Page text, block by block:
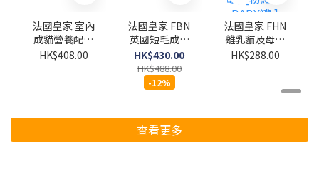
法國皇家 室內
成貓營養配方
4kg
HK$408.00
法國皇家 FBN
英國短毛成貓
專屬配方 4kg
HK$430.00
HK$488.00
-12%
法國皇家 FHN
離乳貓及母貓
營養主食罐頭
HK$288.00
查看更多